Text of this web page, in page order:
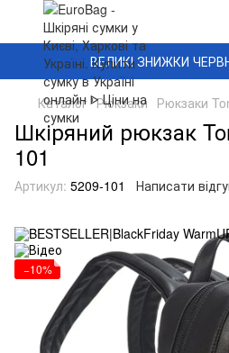
ВЕЛИКІ ЗНИЖКИ
Каталог Рюкзаки Рюкзаки
Шкіряний рюкзак
101
Артикул: 5209-101 Написати
−10%